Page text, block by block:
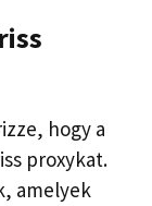
hogy a
proxykat.
amelyek